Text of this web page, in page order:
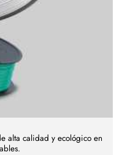
alta calidad y ecológico en